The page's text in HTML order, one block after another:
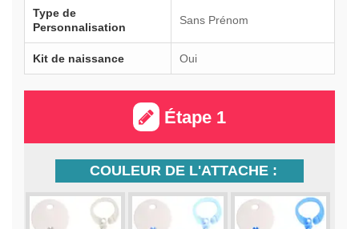
Type de
Personnalisation
Sans Prénom
Kit de naissance Oui
Étape 1
COULEUR DE L'ATTACHE :